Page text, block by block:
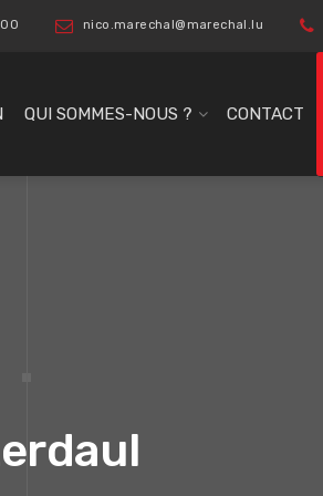
nico.marechal@marechal.lu
QUI SOMMES-NOUS ? CONTACT